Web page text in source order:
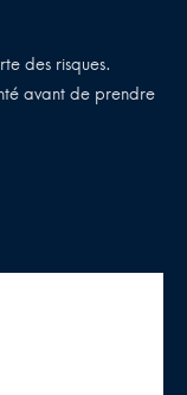
des risques.
avant de prendre